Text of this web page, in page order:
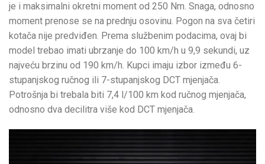
je i maksimalni okretni moment od 250 Nm. Snaga, odnosno
moment prenose se na prednju osovinu. Pogon na sva četiri
kotača nije predviđen. Prema službenim podacima, ovaj bi
model trebao imati ubrzanje do 100 km/h u 9,9 sekundi, uz
najveću brzinu od 190 km/h. Kupci imaju izbor između 6-
stupanjskog ručnog ili 7-stupanjskog DCT mjenjača.
Potrošnja bi trebala biti 7,4 l/100 km kod ručnog mjenjača,
odnosno dva decilitra više kod DCT mjenjača.